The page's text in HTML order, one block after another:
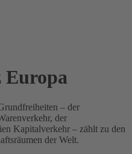
Europa
– der
der
Kapitalverkehr – zählt zu den
der Welt.